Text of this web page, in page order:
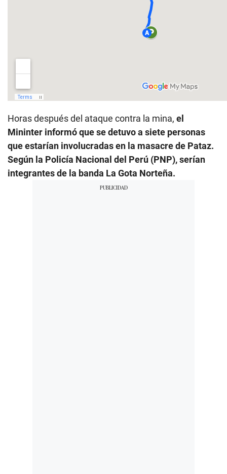
Horas después del ataque contra la mina, el
Mininter informó que se detuvo a siete personas
que estarían involucradas en la masacre de Pataz.
Según la Policía Nacional del Perú (PNP), serían
integrantes de la banda La Gota Norteña.